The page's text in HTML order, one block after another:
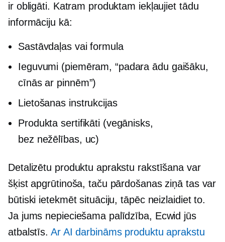
ir obligāti. Katram produktam iekļaujiet tādu
informāciju kā:
Sastāvdaļas vai formula
Ieguvumi (piemēram, “padara ādu gaišāku,
cīnās ar pinnēm”)
Lietošanas instrukcijas
Produkta sertifikāti (vegānisks,
bez nežēlības, uc)
Detalizētu produktu aprakstu rakstīšana var
šķist apgrūtinoša, taču pārdošanas ziņā tas var
būtiski ietekmēt situāciju, tāpēc neizlaidiet to.
Ja jums nepieciešama palīdzība, Ecwid jūs
atbalstīs. Ar AI darbināmsproduktu aprakstu